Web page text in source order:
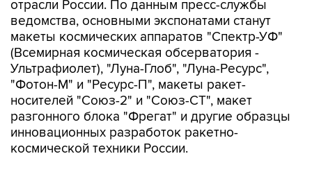
макеты космических аппаратов "Спектр-УФ"
(Всемирная космическая обсерватория -
Ультрафиолет), "Луна-Глоб", "Луна-Ресурс",
"Фотон-М" и "Ресурс-П", макеты ракет-
носителей "Союз-2" и "Союз-СТ", макет
разгонного блока "Фрегат" и другие образцы
инновационных разработок ракетно-
космической техники России.
На выставке "Фарнборо-2014" будут